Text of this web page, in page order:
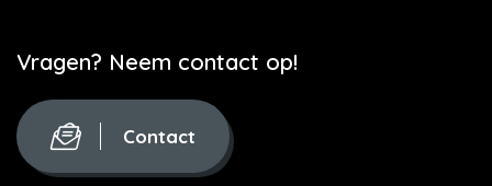
Vragen? Neem contact op!
Contact